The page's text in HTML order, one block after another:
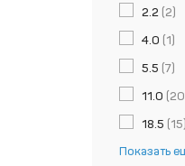
2.2 (2)
4.0 (1)
5.5 (7)
11.0
18.5 (15)
Показать